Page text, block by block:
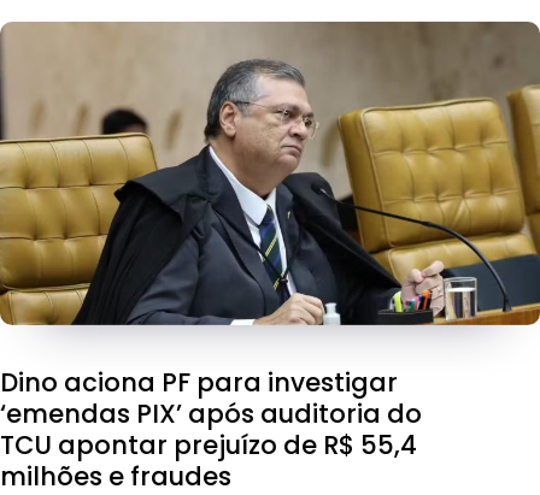
Dino aciona PF para investigar
‘emendas PIX’ após auditoria do
TCU apontar prejuízo de R$ 55,4
milhões e fraudes